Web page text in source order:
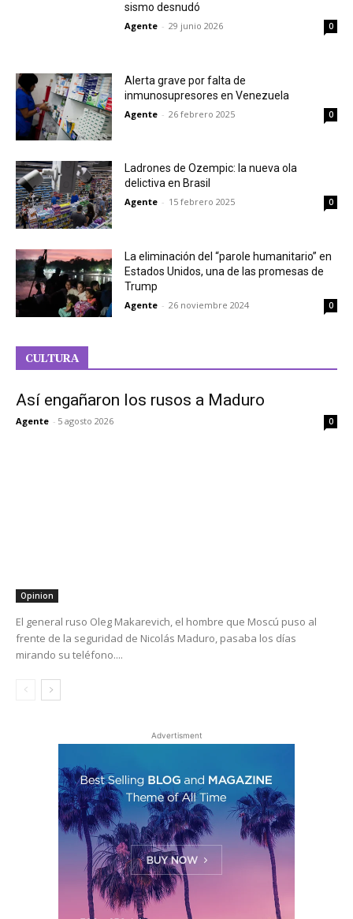
sismo desnudó
Agente - 29 junio 2026 0
Alerta grave por falta de
inmunosupresores en Venezuela
Agente - 26 febrero 2025 0
Ladrones de Ozempic: la nueva ola
delictiva en Brasil
Agente - 15 febrero 2025 0
La eliminación del “parole humanitario” en
Estados Unidos, una de las promesas de
Trump
Agente - 26 noviembre 2024 0
CULTURA
Así engañaron los rusos a Maduro
Agente - 5 agosto 2026 0
Opinion
El general ruso Oleg Makarevich, el hombre que Moscú puso al
frente de la seguridad de Nicolás Maduro, pasaba los días
mirando su teléfono....
Advertisment